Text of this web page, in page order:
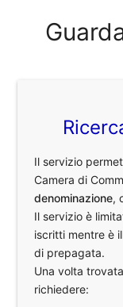
Il servizio
Camera di
denominazione,
Il servizio è
iscritti mentre è
di prepagata.
Una volta
richiedere: